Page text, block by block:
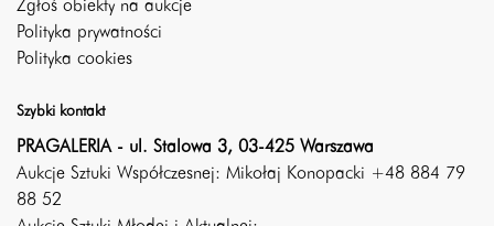
Zgłoś obiekty na aukcje
Polityka prywatności
Polityka cookies
Szybki kontakt
PRAGALERIA - ul. Stalowa 3, 03-425 Warszawa
Aukcje Sztuki Współczesnej: Mikołaj Konopacki +48 884 79
88 52